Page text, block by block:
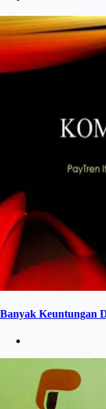
Banyak Keuntungan